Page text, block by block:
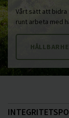
Vårt sätt att
runt arbeta med